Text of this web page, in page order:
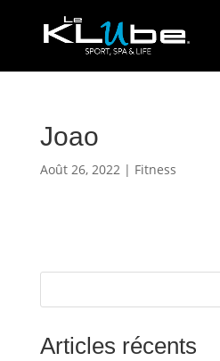
Joao
Août 26, 2022| Fitness
Articles récents